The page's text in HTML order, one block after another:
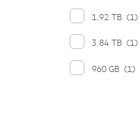
1,92 TB (1)
3,84 TB (1)
960 GB (1)